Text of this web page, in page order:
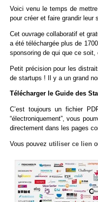
Voici venu le temps de
pour créer et faire grandir leur
Cet ouvrage collaboratif et
a été téléchargée plus de
sponsoring de qui que ce
Petit précision pour les
de startups ! Il y a un grand
Télécharger le Guide des
C’est toujours un fichier
“électroniquement”, vous
directement dans les pages
Vous pouvez utiliser ce lien